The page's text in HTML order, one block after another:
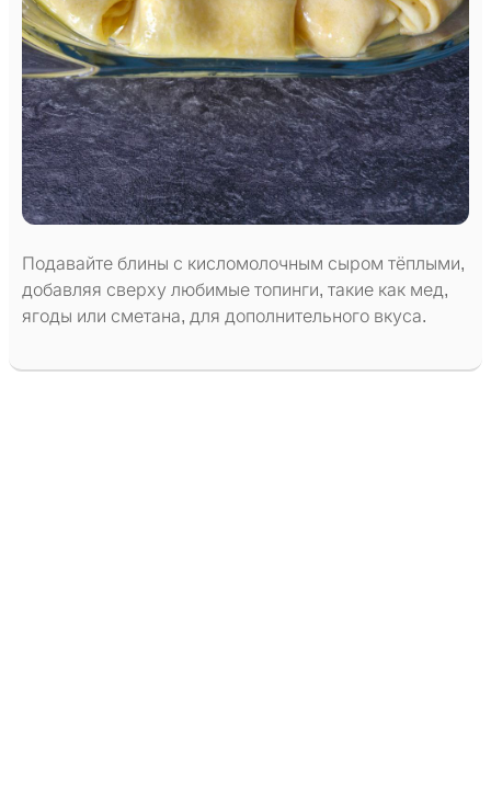
Подавайте блины с кисломолочным сыром тёплыми,
добавляя сверху любимые топинги, такие как мед,
ягоды или сметана, для дополнительного вкуса.